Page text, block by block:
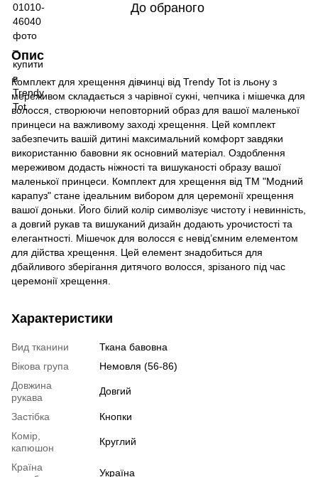
До обраного
Опис
Комплект для хрещення дівчинці від Trendy Tot із льону з
мереживом складається з чарівної сукні, чепчика і мішечка для
волосся, створюючи неповторний образ для вашої маленької
принцеси на важливому заході хрещення. Цей комплект
забезпечить вашій дитині максимальний комфорт завдяки
використанню бавовни як основний матеріал. Оздоблення
мереживом додасть ніжності та вишуканості образу вашої
маленької принцеси. Комплект для хрещення від ТМ "Модний
карапуз" стане ідеальним вибором для церемонії хрещення
вашої доньки. Його білий колір символізує чистоту і невинність,
а довгий рукав та вишуканий дизайн додають урочистості та
елегантності. Мішечок для волосся є невід’ємним елементом
для дійства хрещення. Цей елемент знадобиться для
дбайливого зберігання дитячого волосся, зрізаного під час
церемонії хрещення.
Характеристики
Вид тканини
Ткана бавовна
Вікова група
Немовля (56-86)
Довжина
рукава
Довгий
Застібка
Кнопки
Комір,
капюшон
Круглий
Країна
Україна